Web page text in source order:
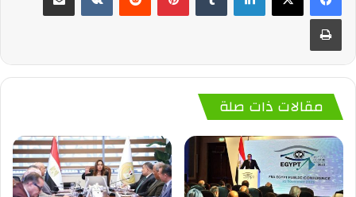
مقالات ذات صلة